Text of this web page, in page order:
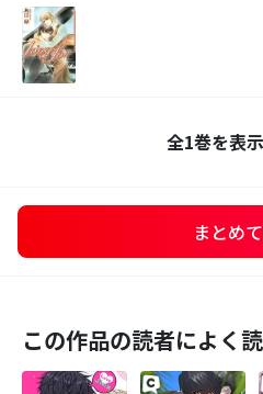
全1巻を表
まとめ
この作品の読者によく